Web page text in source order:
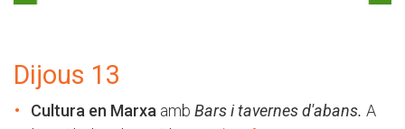
Dijous 13
Cultura en Marxa amb Bars i tavernes d'abans. A